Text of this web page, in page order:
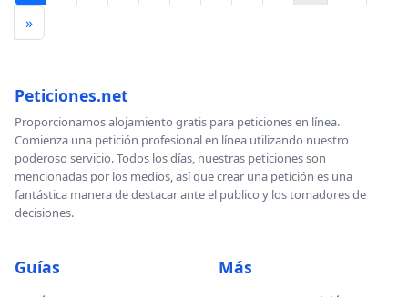
»
Peticiones.net
Proporcionamos alojamiento gratis para peticiones en línea.
Comienza una petición profesional en línea utilizando nuestro
poderoso servicio. Todos los días, nuestras peticiones son
mencionadas por los medios, así que crear una petición es una
fantástica manera de destacar ante el publico y los tomadores de
decisiones.
Guías Más